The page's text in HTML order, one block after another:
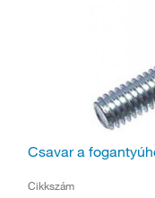
Csavar a
Cikkszám